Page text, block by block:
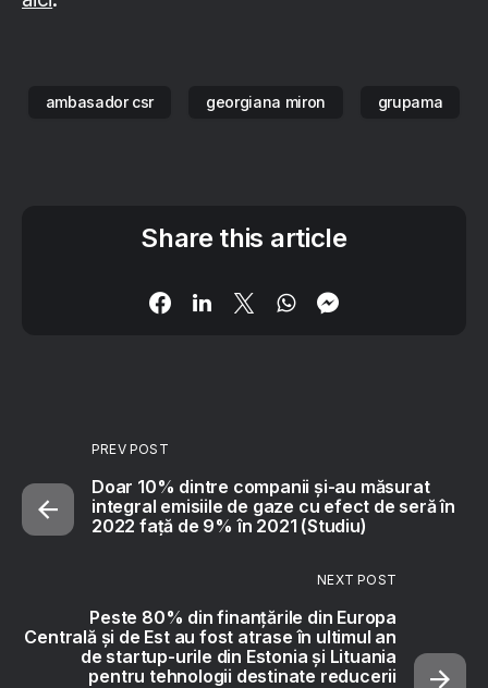
ambasador csr georgiana miron grupama
Share this article
PREV POST
Doar 10% dintre companii și-au măsurat
integral emisiile de gaze cu efect de seră în
2022 față de 9% în 2021 (Studiu)
NEXT POST
Peste 80% din finanțările din Europa
Centrală și de Est au fost atrase în ultimul an
de startup-urile din Estonia și Lituania
pentru tehnologii destinate reducerii